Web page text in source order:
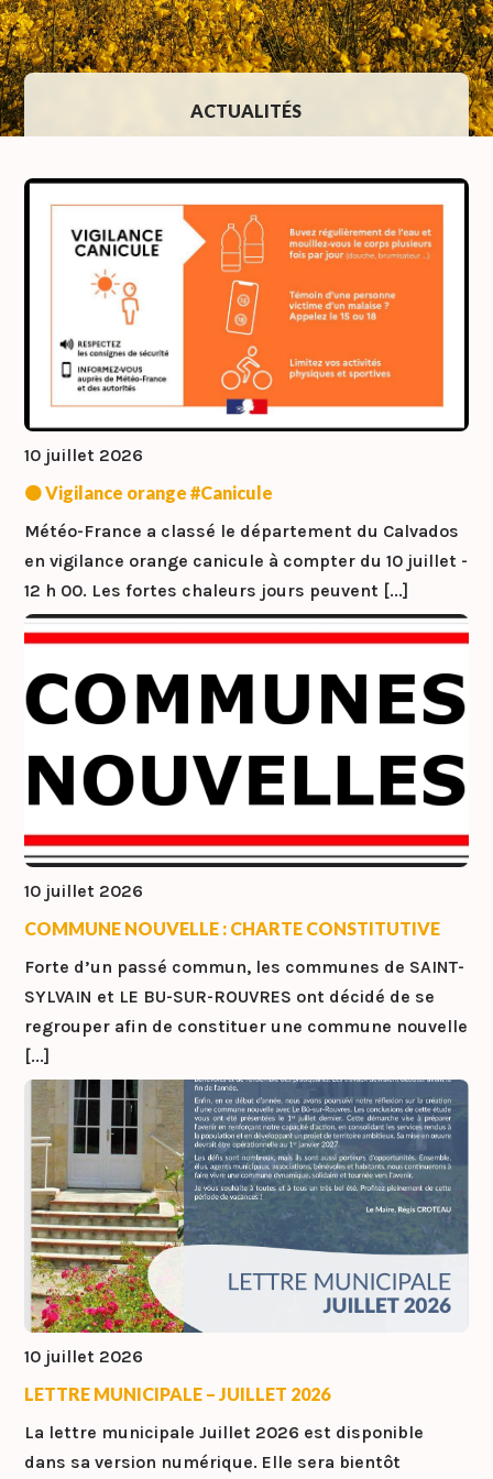
ACTUALITÉS
10 juillet 2026
🟠 Vigilance orange #Canicule
Météo-France a classé le département du Calvados
en vigilance orange canicule à compter du 10 juillet -
12 h 00. Les fortes chaleurs jours peuvent [...]
10 juillet 2026
COMMUNE NOUVELLE : CHARTE CONSTITUTIVE
Forte d’un passé commun, les communes de SAINT-
SYLVAIN et LE BU-SUR-ROUVRES ont décidé de se
regrouper afin de constituer une commune nouvelle
[...]
10 juillet 2026
LETTRE MUNICIPALE – JUILLET 2026
La lettre municipale Juillet 2026 est disponible
dans sa version numérique. Elle sera bientôt